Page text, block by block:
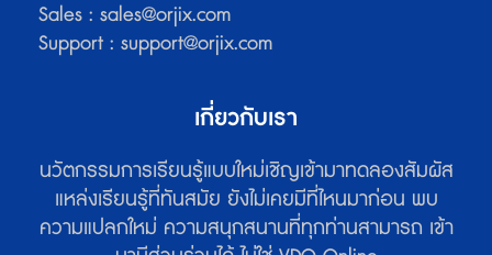
Sales : sales@orjix.com
Support : support@orjix.com
เกี่ยวกับเรา
นวัตกรรมการเรียนรู้แบบใหม่เชิญเข้ามาทดลองสัมผัส
แหล่งเรียนรู้ที่ทันสมัย ยังไม่เคยมีที่ไหนมาก่อน พบ
ความแปลกใหม่ ความสนุกสนานที่ทุกท่านสามารถ เข้า